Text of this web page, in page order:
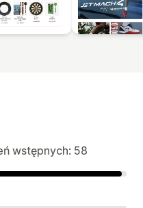
wstępnych: 58